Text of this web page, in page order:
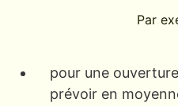
Par
pour une
prévoir en